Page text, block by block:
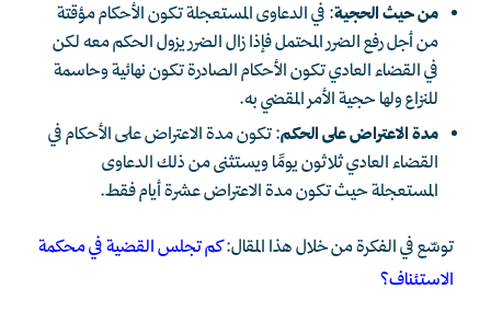
من حيث الحجية: في الدعاوى المستعجلة تكون الأحكام مؤقتة
من أجل رفع الضرر المحتمل فإذا زال الضرر يزول الحكم معه لكن
في القضاء العادي تكون الأحكام الصادرة تكون نهائية وحاسمة
للنزاع ولها حجية الأمر المقضي به.
مدة الاعتراض على الحكم: تكون مدة الاعتراض على الأحكام في
القضاء العادي ثلاثون يومًا ويستثنى من ذلك الدعاوى
المستعجلة حيث تكون مدة الاعتراض عشرة أيام فقط.
توسّع في الفكرة من خلال هذا المقال:كم تجلس القضية في محكمة
الاستئناف؟